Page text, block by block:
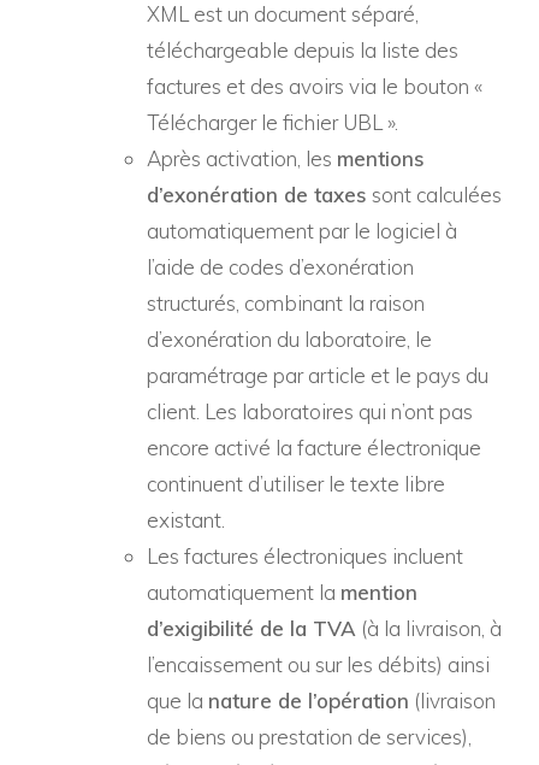
XML est un document séparé,
téléchargeable depuis la liste des
factures et des avoirs via le bouton «
Télécharger le fichier UBL ».
Après activation, les mentions
d’exonération de taxes sont calculées
automatiquement par le logiciel à
l’aide de codes d’exonération
structurés, combinant la raison
d’exonération du laboratoire, le
paramétrage par article et le pays du
client. Les laboratoires qui n’ont pas
encore activé la facture électronique
continuent d’utiliser le texte libre
existant.
Les factures électroniques incluent
automatiquement la mention
d’exigibilité de la TVA (à la livraison, à
l’encaissement ou sur les débits) ainsi
que la nature de l’opération (livraison
de biens ou prestation de services),